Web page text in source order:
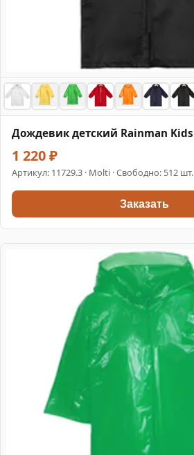
Дождевик детский Rainman Kids
1 220 ₽
Артикул: 11729.3 · Molti · Свободно: 512 шт.
Заказать